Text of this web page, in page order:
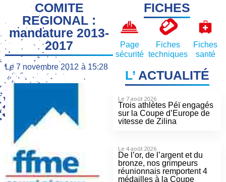
COMITE
REGIONAL :
mandature 2013-
2017
Le 7 novembre 2012 à 15:28
FICHES
Page
sécurité
Fiches
techniques
Fiches
santé
L’ACTUALITÉ
Le 7 août 2026
Trois athlètes Péï engagés
sur la Coupe d’Europe de
vitesse de Zilina
Le 4 août 2026
De l’or, de l’argent et du
bronze, nos grimpeurs
réunionnais remportent 4
médailles à la Coupe